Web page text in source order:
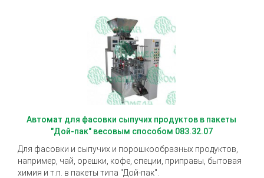
Автомат для фасовки сыпучих продуктов в пакеты
"Дой-пак" весовым способом 083.32.07
Для фасовки и сыпучих и порошкообразных продуктов,
например, чай, орешки, кофе, специи, приправы, бытовая
химия и т.п. в пакеты типа "Дой-пак".